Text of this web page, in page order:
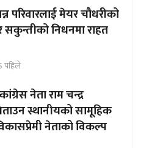
परिवारलाई मेयर चौधरीको
निधनमा राहत
पहिले
नेता राम चन्द्र
स्थानीयको सामूहिक
नेताको विकल्प